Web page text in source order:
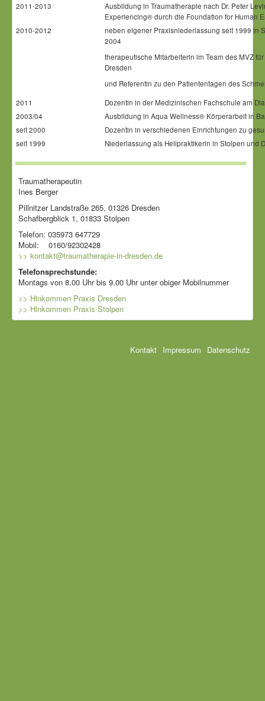
2011-2013
Ausbildung in Traumatherapie nach Dr. Peter
Experiencing® durch die Foundation for Human
2010-2012
neben eigener Praxisniederlassung seit 1999 in
2004
therapeutische Mitarbeiterin im Team des MVZ
Dresden
und Referentin zu den Patiententagen des
2011
Dozentin in der Medizinischen Fachschule am
2003/04
Ausbildung in Aqua Wellness® Körperarbeit in
seit 2000
Dozentin in verschiedenen Einrichtungen zu
seit 1999
Niederlassung als Heilpraktikerin in Stolpen und
Traumatherapeutin
Ines Berger
Pillnitzer Landstraße 265, 01326 Dresden
Schafbergblick 1, 01833 Stolpen
Telefon: 035973 647729
Mobil: 0160/92302428
>> kontakt@traumatherapie-in-dresden.de
Telefonsprechstunde:
Montags von 8.00 Uhr bis 9.00 Uhr unter obiger Mobilnummer
>> Hinkommen Praxis Dresden
>> Hinkommen Praxis Stolpen
Datenschutz
Impressum
Kontakt